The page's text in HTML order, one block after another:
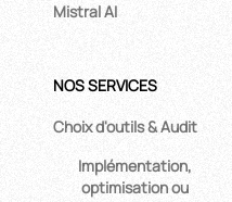
Mistral AI
NOS SERVICES
Choix d'outils & Audit
Implémentation,
optimisation ou